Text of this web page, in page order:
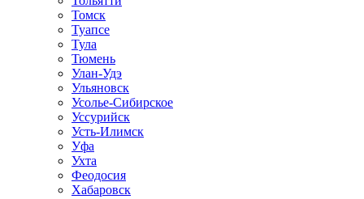
Томск
Туапсе
Тула
Тюмень
Улан-Удэ
Ульяновск
Усолье-Сибирское
Уссурийск
Усть-Илимск
Уфа
Ухта
Феодосия
Хабаровск